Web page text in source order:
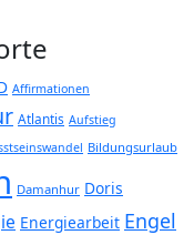
Affirmationen
Atlantis Aufstieg
Bildungsurlaub
Damanhur Doris
Energiearbeit Engel